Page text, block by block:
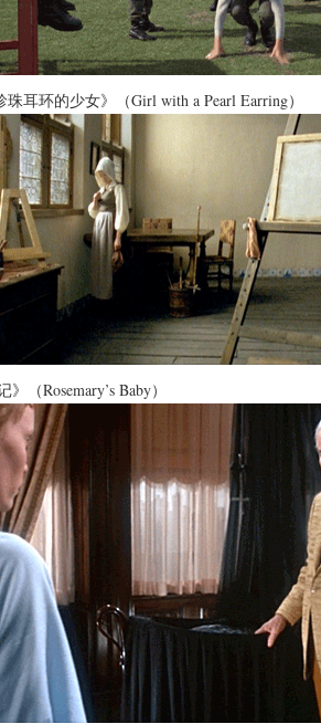
珠耳环的少女》（Girl with a Pearl Earring）
》（Rosemary’s Baby）